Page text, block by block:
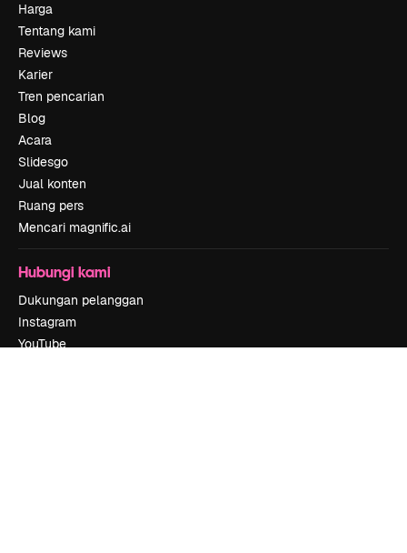
Harga
Tentang kami
Reviews
Karier
Tren pencarian
Blog
Acara
Slidesgo
Jual konten
Ruang pers
Mencari magnific.ai
Hubungi kami
Dukungan pelanggan
Instagram
YouTube